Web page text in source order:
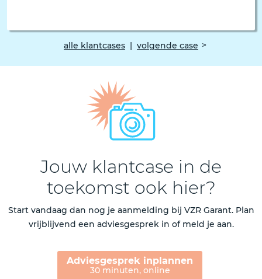
alle klantcases | volgende case
Jouw klantcase in de
toekomst ook hier?
Start vandaag dan nog je aanmelding bij VZR Garant. Plan
vrijblijvend een adviesgesprek in of meld je aan.
Adviesgesprek inplannen
30 minuten, online